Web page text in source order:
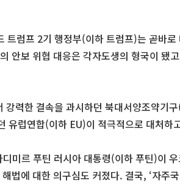
트럼프 2기 행정부(이하 트럼프)는 곧바로
안보 위협 대응은 각자도생의 형국이 됐
강력한 결속을 과시하던 북대서양조약기
유럽연합(이하 EU)이 적극적으로 대처하
미르 푸틴 러시아 대통령(이하 푸틴)이
법에 대한 의구심도 커졌다. 결국, ‘자주